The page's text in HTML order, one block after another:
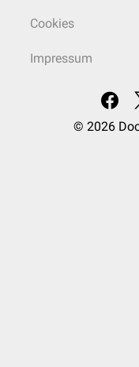
Cookies
Impressum
© 2026